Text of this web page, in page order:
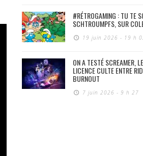
#RÉTROGAMING : TU TE
SCHTROUMPFS, SUR
19 juin 2026 - 19 h
ON A TESTÉ SCREAMER,
LICENCE CULTE ENTRE
BURNOUT
7 juin 2026 - 9 h 27